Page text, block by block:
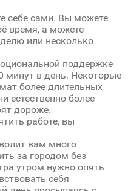
себе сами. Вы можете
время, а можете
или несколько
поддержке
минут в день. Некоторые
более длительных
естественно более
дороже.
работе, вы
вам много
за городом без
утром нужно опять
себя